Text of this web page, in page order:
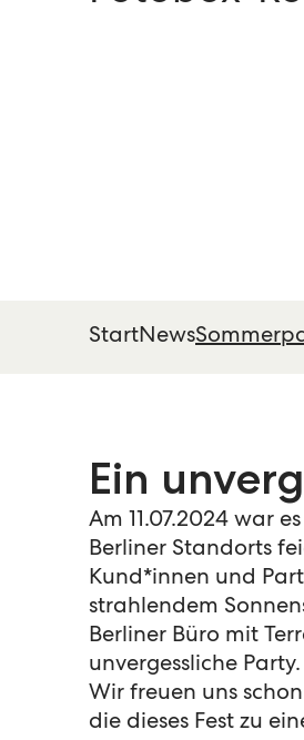
StartNews
Ein
Am 11.07.2024 war
Berliner Standorts
Kund*innen und
strahlendem
Berliner Büro mit
unvergessliche Party.
Wir freuen uns
die dieses Fest zu